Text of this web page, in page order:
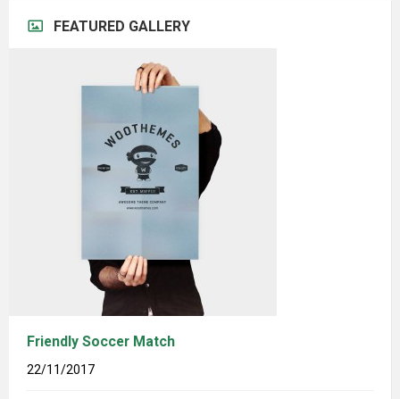
FEATURED GALLERY
Friendly Soccer Match
22/11/2017